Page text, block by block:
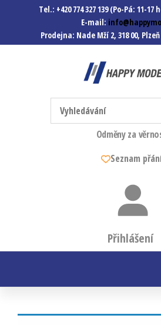
Tel.: +420 774 327 139 (Po-Pá: 11-17
E-mail:
Prodejna: Nade Mží 2, 318 00,
Happymodel.cz
Modely
Odměny za
Seznam
Přihlášení